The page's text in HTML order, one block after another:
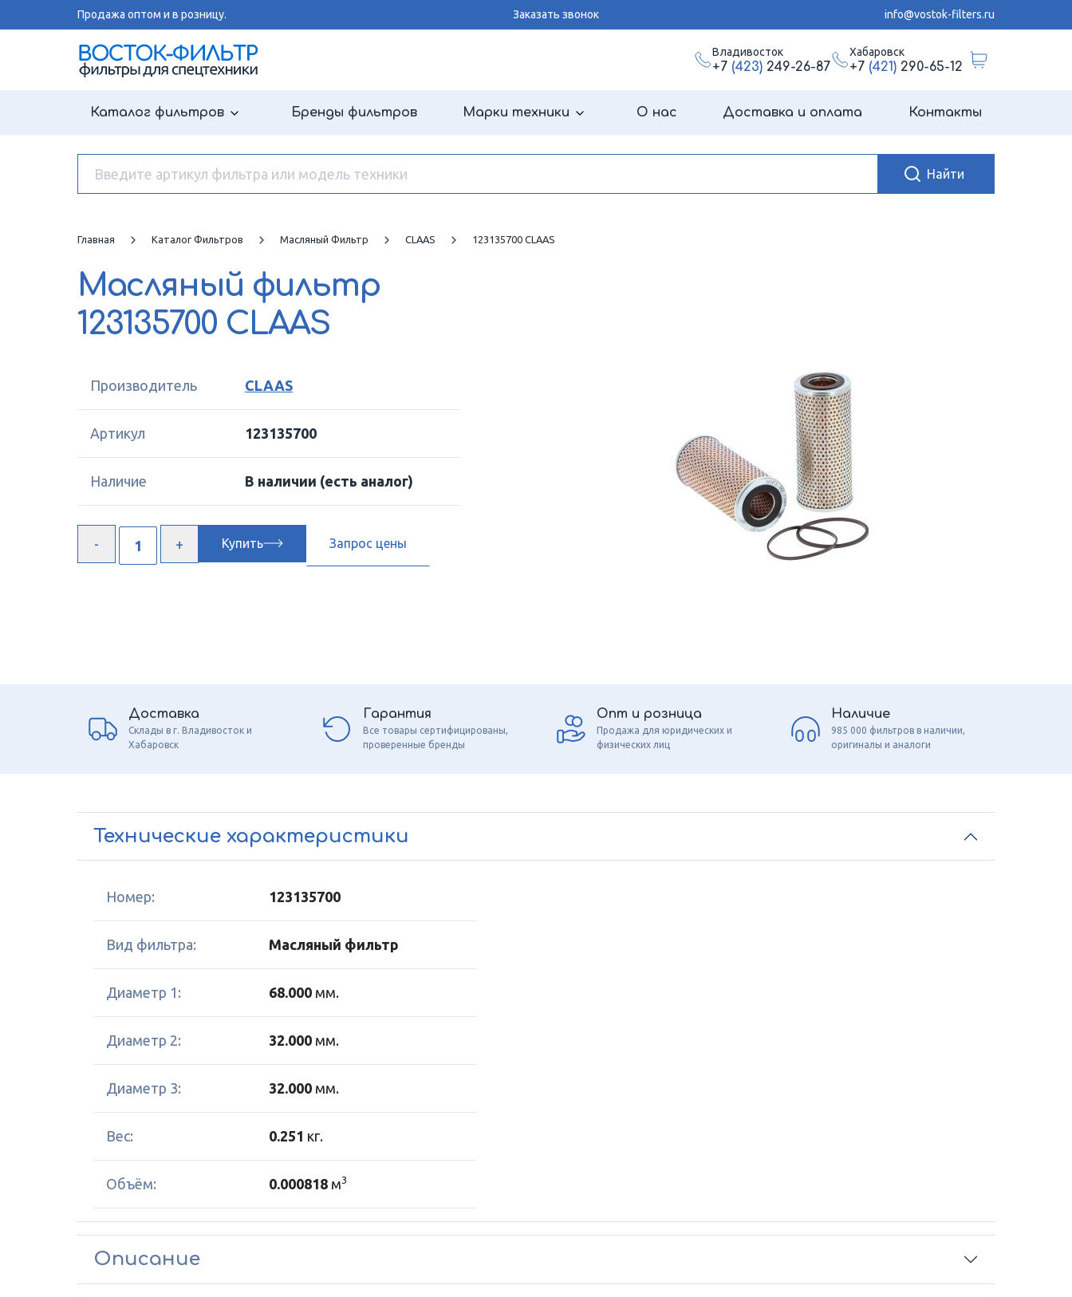
Продажа оптом и в розницу. Заказать звонок info@vostok-filters.ru
Владивосток
+7 (423)249-26-87
Хабаровск
+7 (421)290-65-12
Каталог фильтров Бренды фильтров Марки техники О нас Доставка и оплата Контакты
Главная Каталог Фильтров Масляный Фильтр CLAAS 123135700 CLAAS
Масляный фильтр
123135700 CLAAS
Производитель CLAAS
Артикул 123135700
Наличие В наличии (есть аналог)
Купить Запрос цены
Доставка
Склады в г. Владивосток и
Хабаровск
Гарантия
Все товары сертифицированы,
проверенные бренды
Опт и розница
Продажа для юридических и
физических лиц
Наличие
985 000 фильтров в наличии,
оригиналы и аналоги
Технические характеристики
Номер: 123135700
Вид фильтра: Масляный фильтр
Диаметр 1: 68.000 мм.
Диаметр 2: 32.000 мм.
Диаметр 3: 32.000 мм.
Вес: 0.251 кг.
Объём: 0.000818 м3
Описание